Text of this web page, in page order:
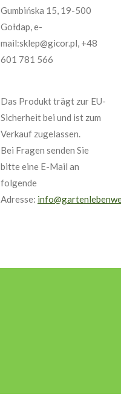
Gumbińska 15, 19-500
Gołdap, e-
mail:sklep@gicor.pl, +48
601 781 566
Das Produkt trägt zur EU-
Sicherheit bei und ist zum
Verkauf zugelassen.
Bei Fragen senden Sie
bitte eine E-Mail an
folgende
Adresse: